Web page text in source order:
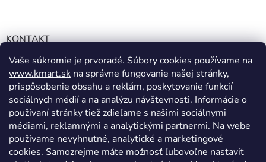
Vaše súkromie je prvoradé. Súbory cookies používame na
www.kmart.sk na správne fungovanie našej stránky,
prispôsobenie obsahu a reklám, poskytovanie funkcií
sociálnych médií a na analýzu návštevnosti. Informácie o
používaní stránky tiež zdieľame s našimi sociálnymi
médiami, reklamnými a analytickými partnermi. Na webe
používame nevyhnutné, analytické a marketingové
cookies. Samozrejme máte možnosť ľubovoľne nastaviť
KONTAKT
info@kmart.sk
+421 947 979 193
+421 947 979 193
facebook.com/Kolieramarket